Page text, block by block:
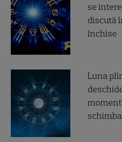
se
discută
închise
Luna